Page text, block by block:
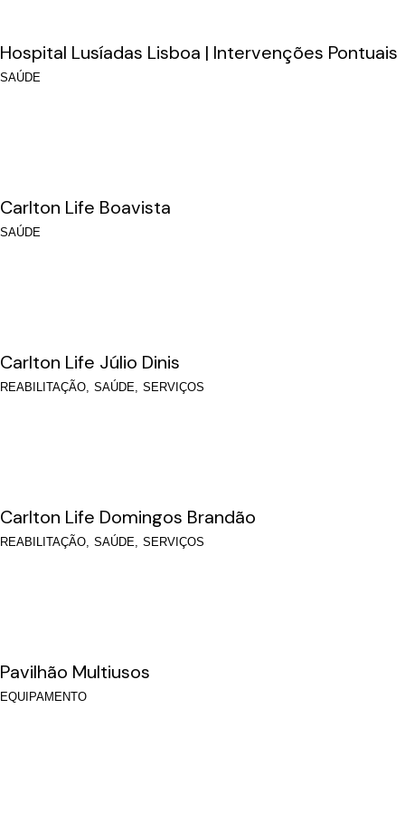
Hospital Lusíadas Lisboa | Intervenções Pontuais
SAÚDE
Carlton Life Boavista
SAÚDE
Carlton Life Júlio Dinis
REABILITAÇÃO SAÚDE SERVIÇOS
Carlton Life Domingos Brandão
REABILITAÇÃO SAÚDE SERVIÇOS
Pavilhão Multiusos
EQUIPAMENTO